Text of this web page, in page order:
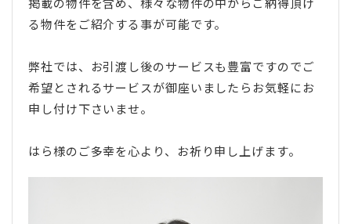
る物件をご紹介する事が可能です。
弊社では、お引渡し後のサービスも豊富ですのでご
希望とされるサービスが御座いましたらお気軽にお
申し付け下さいませ。
はら様のご多幸を心より、お祈り申し上げます。